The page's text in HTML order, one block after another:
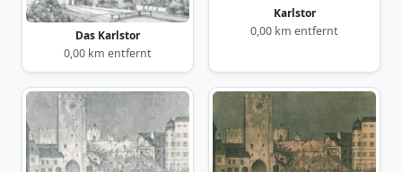
Das Karlstor
0,00 km entfernt
Karlstor
0,00 km entfernt